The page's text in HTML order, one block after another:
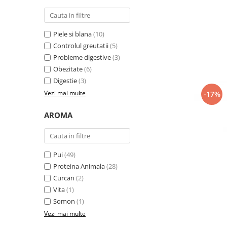
Piele si blana(10)
Controlul greutatii(5)
Probleme digestive(3)
Obezitate(6)
Digestie(3)
Vezi mai multe
AROMA
Pui(49)
Proteina Animala(28)
Curcan (2)
Vita(1)
Somon (1)
Vezi mai multe
-17%